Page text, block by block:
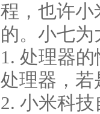
程，也许小
的。小七为
1. 处理器
处理器，若
2. 小米科